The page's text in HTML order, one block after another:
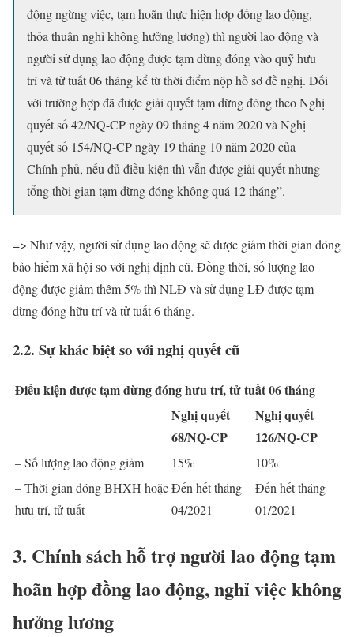
động ngừng việc, tạm hoãn thực hiện hợp đồng lao động,
thỏa thuận nghỉ không hưởng lương) thì người lao động và
người sử dụng lao động được tạm dừng đóng vào quỹ hưu
trí và tử tuất 06 tháng kể từ thời điểm nộp hồ sơ đề nghị. Đối
với trường hợp đã được giải quyết tạm dừng đóng theo Nghị
quyết số 42/NQ-CP ngày 09 tháng 4 năm 2020 và Nghị
quyết số 154/NQ-CP ngày 19 tháng 10 năm 2020 của
Chính phủ, nếu đủ điều kiện thì vẫn được giải quyết nhưng
tổng thời gian tạm dừng đóng không quá 12 tháng”.
=> Như vậy, người sử dụng lao động sẽ được giảm thời gian đóng
bảo hiểm xã hội so với nghị định cũ. Đồng thời, số lượng lao
động được giảm thêm 5% thì NLĐ và sử dụng LĐ được tạm
dừng đóng hữu trí và tử tuất 6 tháng.
2.2. Sự khác biệt so với nghị quyết cũ
Điều kiện được tạm dừng đóng hưu trí, tử tuất 06 tháng
Nghị quyết
68/NQ-CP
Nghị quyết
126/NQ-CP
– Số lượng lao động giảm 15%
10%
– Thời gian đóng BHXH hoặc
hưu trí, tử tuất
Đến hết tháng
04/2021
Đến hết tháng
01/2021
3. Chính sách hỗ trợ người lao động tạm
hoãn hợp đồng lao động, nghỉ việc không
hưởng lương